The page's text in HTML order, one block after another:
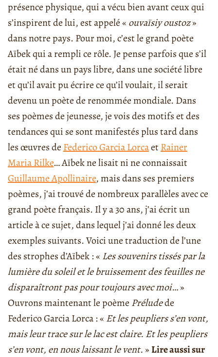
présence physique, qui a vécu bien avant ceux qui
s’inspirent de lui, est appelé « ouvaïsiy oustoz»
dans notre pays. Pour moi, c’est le grand poète
Aïbek qui a rempli ce rôle. Je pense parfois que s’il
était né dans un pays libre, dans une société libre
et qu’il avait pu écrire ce qu’il voulait, il serait
devenu un poète de renommée mondiale. Dans
ses poèmes de jeunesse, je vois des motifs et des
tendances qui se sont manifestés plus tard dans
les œuvres de Federico Garcia LorcaetRainer
Maria Rilke… Aïbek ne lisait ni ne connaissait
Guillaume Apollinaire, mais dans ses premiers
poèmes, j’ai trouvé de nombreux parallèles avec ce
grand poète français. Il y a 30 ans, j’ai écrit un
article à ce sujet, dans lequel j’ai donné les deux
exemples suivants. Voici une traduction de l’une
des strophes d’Aïbek : « Les souvenirs tissés par la
lumière du soleil et le bruissement des feuilles ne
disparaîtront pas pour toujours avec moi…»
Ouvrons maintenant le poème Préludede
Federico Garcia Lorca : « Et les peupliers s’en vont,
mais leur trace sur le lac est claire. Et les peupliers
s’en vont, en nous laissant le vent. » Lire aussi sur